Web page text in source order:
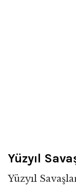
Yüzyıl
Yüzyıl